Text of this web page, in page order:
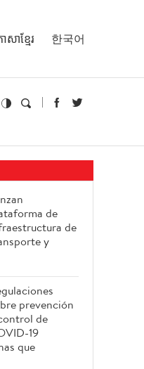
សាខ្មែរ 한국어
de
de
y
prevención
de
19
que